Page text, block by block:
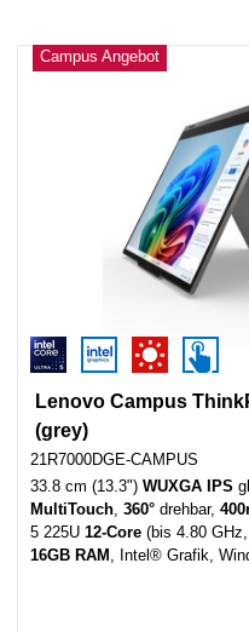
Campus Angebot
Lenovo Campus
(grey)
21R7000DGE-CAMPUS
33.8 cm (13.3") WUXGA IPS
MultiTouch 360° drehbar,
5 225U 12-Core (bis 4.80
16GB RAM
Intel® Grafik,